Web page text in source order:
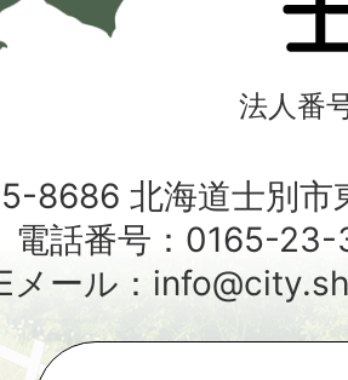
市
法人番
8686 北海道士別市
電話番号：0165-23-
メール：